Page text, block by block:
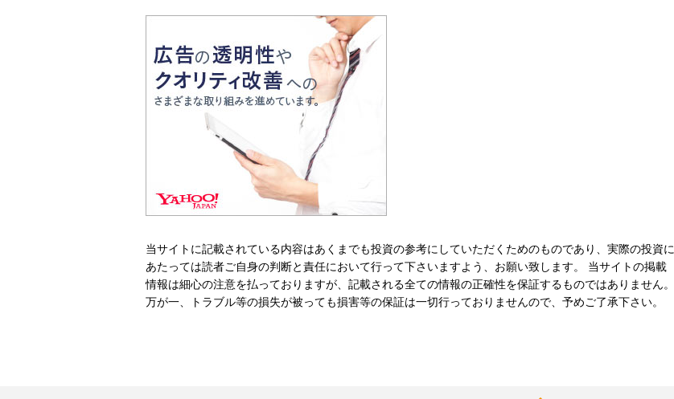
当サイトに記載されている内容はあくまでも投資の参考にしていただくためのものであり、実際の投資に
あたっては読者ご自身の判断と責任において行って下さいますよう、お願い致します。 当サイトの掲載
情報は細心の注意を払っておりますが、記載される全ての情報の正確性を保証するものではありません。
万が一、トラブル等の損失が被っても損害等の保証は一切行っておりませんので、予めご了承下さい。